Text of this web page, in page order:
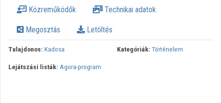
Intézményi listák
Intézmények
Közreműködők
Közreműködők Technikai adatok
Megosztás Letöltés
Tulajdonos: Kadosa Kategóriák: Történelem
Lejátszási listák: Agora-program